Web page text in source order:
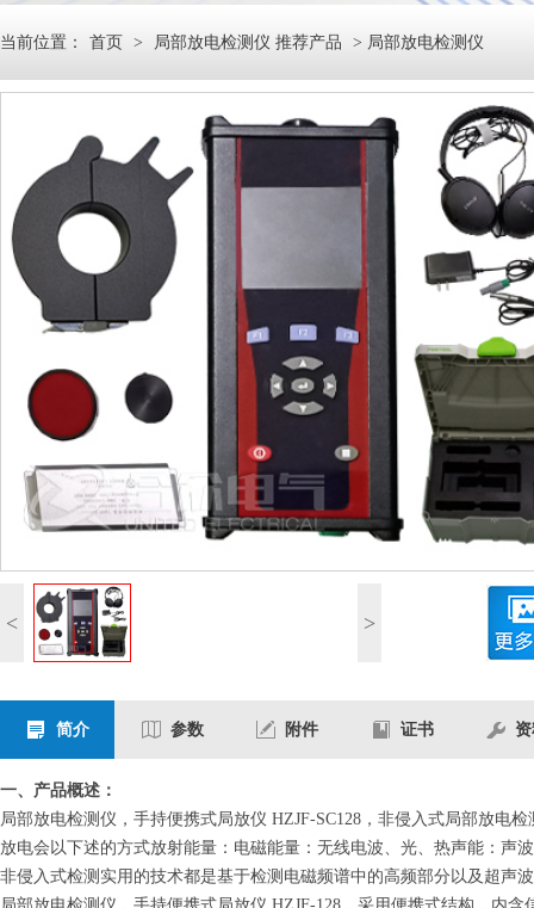
当前位置： 首页 > 局部放电检测仪 推荐产品 > 局部放电检测仪
< >
简介 参数 附件 证书
一、产品概述：
局部放电检测仪，手持便携式局放仪 HZJF-SC128，非侵入式局部放电
放电会以下述的方式放射能量：电磁能量：无线电波、光、热声能：声
非侵入式检测实用的技术都是基于检测电磁频谱中的高频部分以及超声